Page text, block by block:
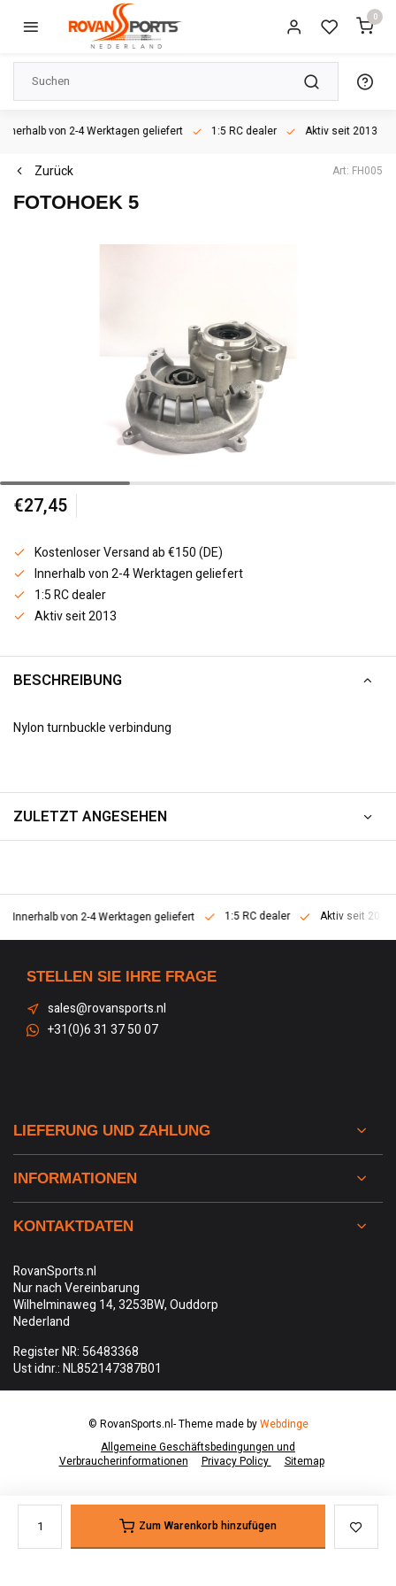
0
von 2-4 Werktagen geliefert 1:5 RC dealer Aktiv seit 2013
Zurück Art: FH005
FOTOHOEK 5
€27,45
Zum Warenkorb hinzufügen
Kostenloser Versand ab €150 (DE)
Innerhalb von 2-4 Werktagen geliefert
1:5 RC dealer
Aktiv seit 2013
BESCHREIBUNG
Nylon turnbuckle verbindung
ZULETZT ANGESEHEN
von 2-4 Werktagen geliefert 1:5 RC dealer Aktiv seit 2013
STELLEN SIE IHRE FRAGE
sales@rovansports.nl
+31(0)6 31 37 50 07
LIEFERUNG UND ZAHLUNG
INFORMATIONEN
KONTAKTDATEN
RovanSports.nl
Nur nach Vereinbarung
Wilhelminaweg 14, 3253BW, Ouddorp
Nederland
Register NR: 56483368
Ust idnr.: NL852147387B01
Allgemeine Geschäftsbedingungen und
Verbraucherinformationen
Privacy Policy Sitemap
© RovanSports.nl- Theme made byWebdinge